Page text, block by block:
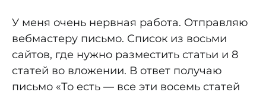
У меня очень нервная работа. Отправляю
вебмастеру письмо. Список из восьми
сайтов, где нужно разместить статьи и 8
статей во вложении. В ответ получаю
письмо «То есть — все эти восемь статей